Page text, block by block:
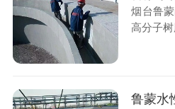
烟台鲁
高分子